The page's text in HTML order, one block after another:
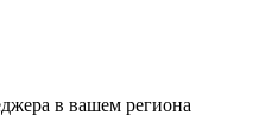
в вашем региона